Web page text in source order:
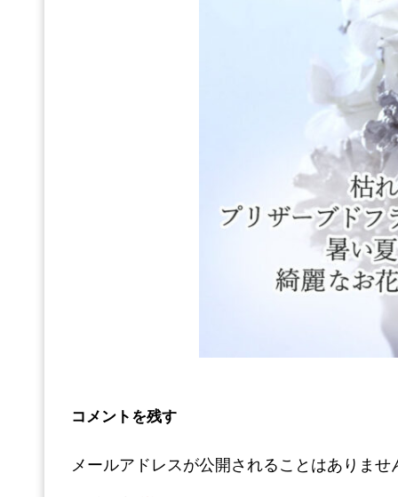
コメントを残す
メールアドレスが公開されることはありませ